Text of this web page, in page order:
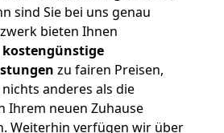
sind Sie bei uns genau
bieten Ihnen
kostengünstige
zu fairen Preisen,
anderes als die
Ihrem neuen Zuhause
Weiterhin verfügen wir über